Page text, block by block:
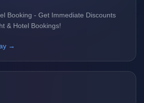
Booking - Get Immediate Discounts
& Hotel Bookings!
→